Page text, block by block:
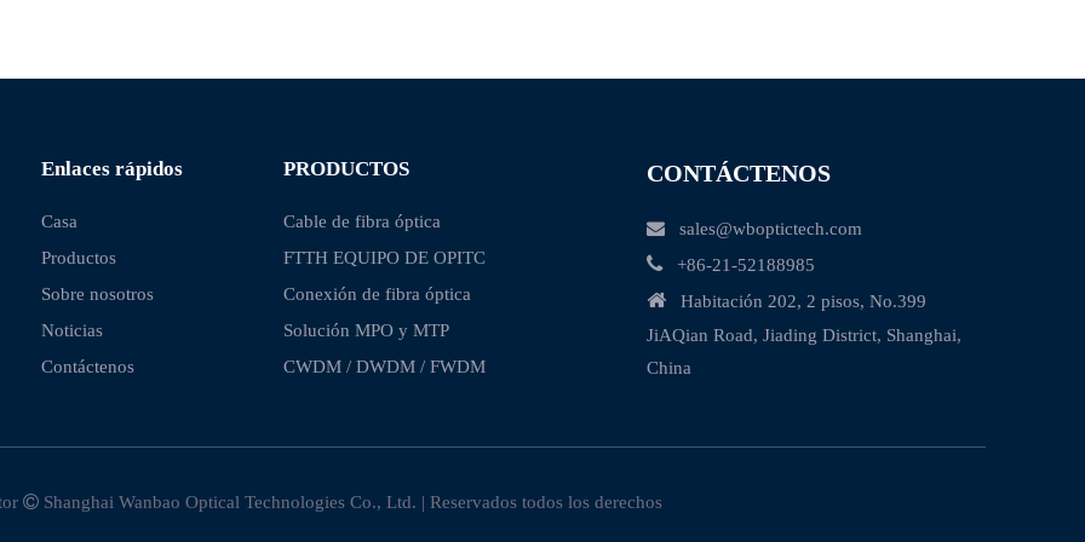
Enlaces rápidos
Casa
Productos
Sobre nosotros
Noticias
Contáctenos
PRODUCTOS
Cable de fibra óptica
FTTH EQUIPO DE OPITC
Conexión de fibra óptica
Solución MPO y MTP
CWDM / DWDM / FWDM
CONTÁCTENOS
 sales@wboptictech.com
 +86-21-52188985
 Habitación 202, 2 pisos, No.399
JiAQian Road, Jiading District, Shanghai,
China
 Shanghai Wanbao Optical Technologies Co., Ltd. | Reservados todos los derechos